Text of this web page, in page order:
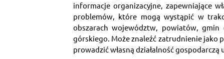
informacje organizacyjne, zapewniające
problemów, które mogą wystąpić w
obszarach województw, powiatów, gmin
górskiego. Może znaleźć zatrudnienie
prowadzić własną działalność